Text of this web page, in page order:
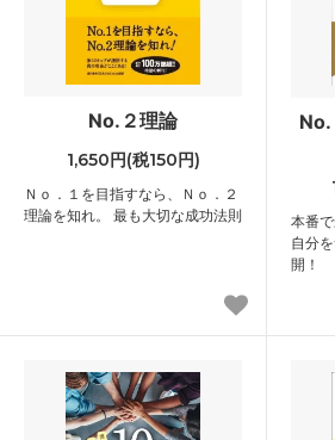
No.２理論
1,650円(税150円)
Ｎｏ．１を目指すなら、Ｎｏ．２
理論を知れ。 最も大切な成功法則
No.
本番
自分
開！